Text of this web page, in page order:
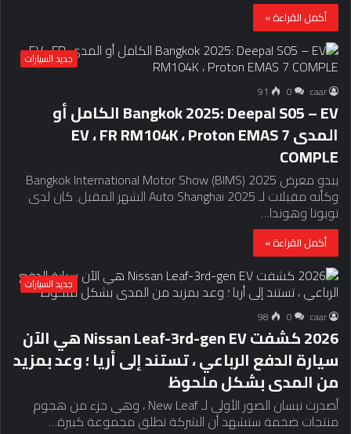
أكمل القراءة »
جديد السيارات
caar
0
91
Bangkok 2025: Deepal S05 – EV الكامل أو
المدى EV ، FR RM104K ، Proton EMAS 7
COMPLE
يبدو معرض 2025 Bangkok International Motor Show (BIMS)
وكأنه مقبلات لـ Auto Shanghai 2025 الشهر المقبل. كان لدى
تويوتا وهوندا…
أكمل القراءة »
جديد السيارات
caar
0
98
2026 كشفت Nissan Leaf-3rd-gen EV هي الآن
سيارة الدفع الرباعي ، تستند إلى أريا ؛ وعد بمزيد
من المدى بشكل ملحوظ
أصدرت نيسان الصور الأولى لـ New Leaf ، وهي جزء من هجوم
منتجات ضخمة ستشهد أن الشركة تطلق مجموعة كبيرة…